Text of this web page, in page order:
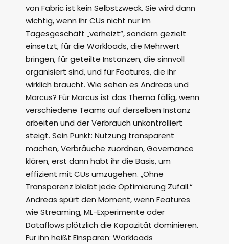
von Fabric ist kein Selbstzweck. Sie wird dann
wichtig, wenn ihr CUs nicht nur im
Tagesgeschäft „verheizt“, sondern gezielt
einsetzt, für die Workloads, die Mehrwert
bringen, für geteilte Instanzen, die sinnvoll
organisiert sind, und für Features, die ihr
wirklich braucht. Wie sehen es Andreas und
Marcus? Für Marcus ist das Thema fällig, wenn
verschiedene Teams auf derselben Instanz
arbeiten und der Verbrauch unkontrolliert
steigt. Sein Punkt: Nutzung transparent
machen, Verbräuche zuordnen, Governance
klären, erst dann habt ihr die Basis, um
effizient mit CUs umzugehen. „Ohne
Transparenz bleibt jede Optimierung Zufall.“
Andreas spürt den Moment, wenn Features
wie Streaming, ML-Experimente oder
Dataflows plötzlich die Kapazität dominieren.
Für ihn heißt Einsparen: Workloads